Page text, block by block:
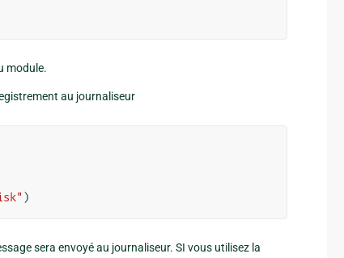
module.
au journaliseur
)
sera envoyé au journaliseur. SI vous utilisez la